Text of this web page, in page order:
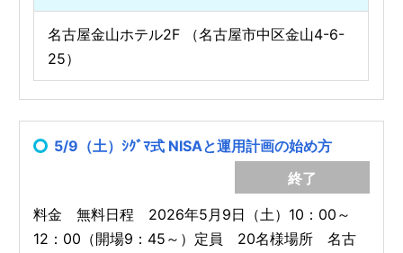
名古屋金山ホテル2F （名古屋市中区金山4-6-
25）
5/9（土）ｼｸﾞﾏ式 NISAと運用計画の始め方
終了
料金 無料日程 2026年5月9日（土）10：00～
12：00（開場9：45～）定員 20名様場所 名古